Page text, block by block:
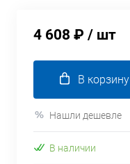
4 608 ₽ / шт
В корзину
Нашли дешевле
В наличии